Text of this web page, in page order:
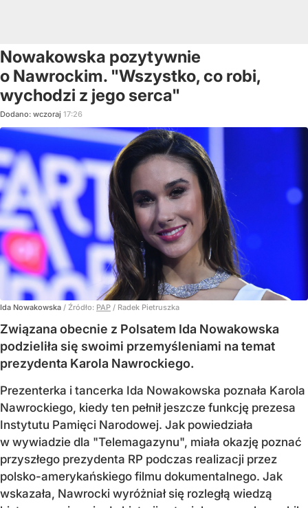
Nowakowska pozytywnie
o Nawrockim. "Wszystko, co robi,
wychodzi z jego serca"
Dodano: wczoraj 17:26
Ida Nowakowska / Źródło: PAP / Radek Pietruszka
Związana obecnie z Polsatem Ida Nowakowska
podzieliła się swoimi przemyśleniami na temat
prezydenta Karola Nawrockiego.
Prezenterka i tancerka Ida Nowakowska poznała Karola
Nawrockiego, kiedy ten pełnił jeszcze funkcję prezesa
Instytutu Pamięci Narodowej. Jak powiedziała
w wywiadzie dla "Telemagazynu", miała okazję poznać
przyszłego prezydenta RP podczas realizacji przez
polsko-amerykańskiego filmu dokumentalnego. Jak
wskazała, Nawrocki wyróżniał się rozległą wiedzą